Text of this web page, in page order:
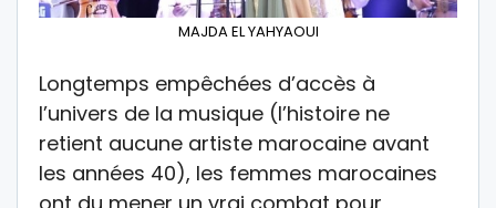
MAJDA EL YAHYAOUI
Longtemps empêchées d’accès à
l’univers de la musique (l’histoire ne
retient aucune artiste marocaine avant
les années 40), les femmes marocaines